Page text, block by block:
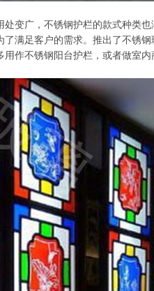
变广，不锈钢护栏的款式种类
满足客户的需求。推出了不锈
作不锈钢阳台护栏，或者做室